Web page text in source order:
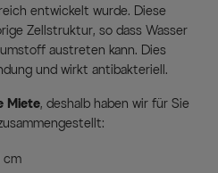
entwickelt wurde. Diese
Zellstruktur, so dass Wasser
austreten kann. Dies
und wirkt antibakteriell.
Miete, deshalb haben wir für Sie
cm